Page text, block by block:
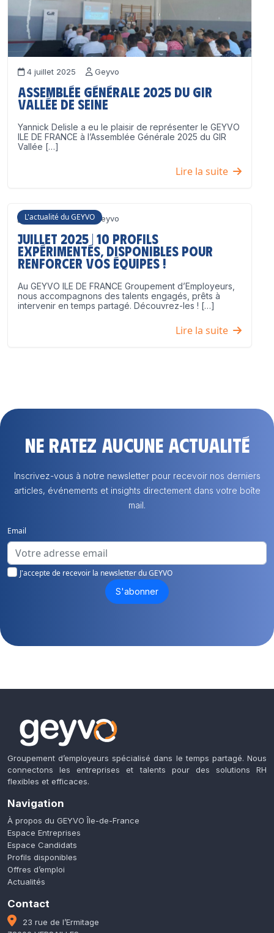
4 juillet 2025 Geyvo
Assemblée Générale 2025 du GIR
Vallée de Seine
Yannick Delisle a eu le plaisir de représenter le GEYVO
ILE DE FRANCE à l’Assemblée Générale 2025 du GIR
Vallée […]
Lire la suite
L'actualité du GEYVO
3 juillet 2025 Geyvo
Juillet 2025 | 10 profils
expérimentés, disponibles pour
renforcer vos équipes !
Au GEYVO ILE DE FRANCE Groupement d’Employeurs,
nous accompagnons des talents engagés, prêts à
intervenir en temps partagé. Découvrez-les ! […]
Lire la suite
Ne ratez aucune actualité
Inscrivez-vous à notre newsletter pour recevoir nos derniers
articles, événements et insights directement dans votre boîte
mail.
Email
J'accepte de recevoir la newsletter du GEYVO
S'abonner
Groupement d’employeurs spécialisé dans le temps partagé. Nous
connectons les entreprises et talents pour des solutions RH
flexibles et efficaces.
Navigation
À propos du GEYVO Île-de-France
Espace Entreprises
Espace Candidats
Profils disponibles
Offres d’emploi
Actualités
Contact
23 rue de l’Ermitage